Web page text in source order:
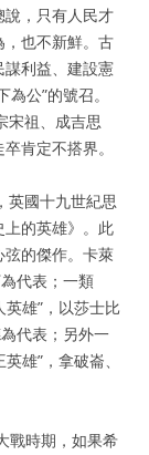
，只有人民才
也不新鮮。古
利益、建設憲
公”的號召。
宋祖、成吉思
肯定不搭界。
英國十九世紀思
的英雄》。此
的傑作。卡萊
代表；一類
雄”，以莎士比
代表；另外一
雄”，拿破崙、
戰時期，如果希